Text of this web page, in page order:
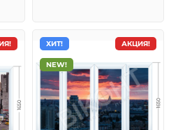
АКЦИЯ!
ХИТ!
NEW!